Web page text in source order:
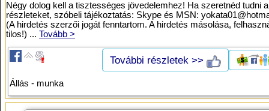
Négy dolog kell a tisztességes jövedelemhez! Ha szeretnéd tudni a
részleteket, szóbeli tájékoztatás: Skype és MSN:
(A hirdetés szerzői jogát fenntartom. A hirdetés másolása,
tilos!) ... Tovább >
További részletek >>
Állás - munka